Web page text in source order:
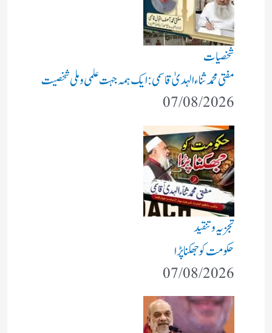
شخصیات
مفتی محمد ثناء الہدیٰ قاسمی: ایک ہمہ جہت علمی و ملی شخصیت
07/08/2026
تجزیہ و تنقید
حکومت کو جھکنا پڑا
07/08/2026